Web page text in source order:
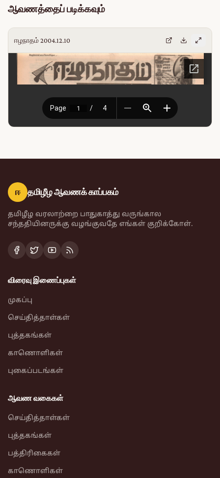
ஆவணத்தைப் படிக்கவும்
ஈழநாதம் 2004.12.10
ஈ தமிழீழ ஆவணக் காப்பகம்
தமிழீழ வரலாற்றை பாதுகாத்து வருங்கால
சந்ததியினருக்கு வழங்குவதே எங்கள் குறிக்கோள்.
விரைவு இணைப்புகள்
முகப்பு
செய்தித்தாள்கள்
புத்தகங்கள்
காணொளிகள்
புகைப்படங்கள்
ஆவண வகைகள்
செய்தித்தாள்கள்
புத்தகங்கள்
பத்திரிகைகள்
காணொளிகள்